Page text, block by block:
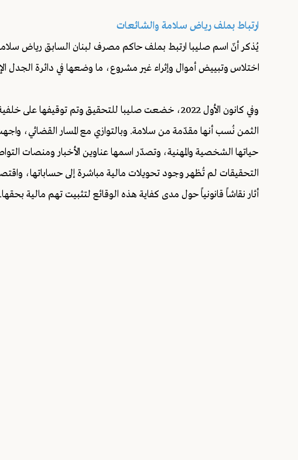
ارتباط بملف رياض سلامة والشائعات
يُذكر أنّ اسم صليبا ارتبط بملف حاكم مصرف لبنان السابق رياض
اختلاس وتبييض أموال وإثراء غير مشروع، ما وضعها في دائرة الجدل
وفي كانون الأول 2022، خضعت صليبا للتحقيق وتم
الثمن نُسب أنها مقدّمة من سلامة. وبالتوازي مع المسار القضائي،
حياتها الشخصية والمهنية، وتصدّر اسمها عناوين الأخبار ومنصات
التحقيقات لم تُظهر وجود تحويلات مالية مباشرة إلى حساباتها،
أثار نقاشاً قانونياً حول مدى كفاية هذه الوقائع لتثبيت تهم مالية بحقها.